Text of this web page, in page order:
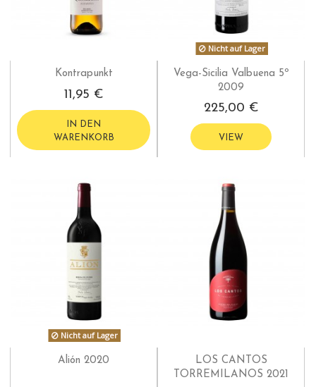
Kontrapunkt
11,95 €
IN DEN
WARENKORB
Nicht auf Lager
Vega-Sicilia Valbuena 5º
2009
225,00 €
VIEW
Nicht auf Lager
Alión 2020
LOS CANTOS
TORREMILANOS 2021